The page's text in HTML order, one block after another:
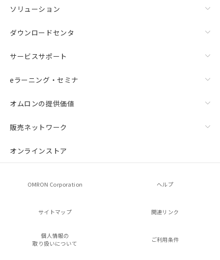
ソリューション
ダウンロードセンタ
サービスサポート
eラーニング・セミナ
オムロンの提供価値
販売ネットワーク
オンラインストア
OMRON Corporation ヘルプ
サイトマップ 関連リンク
個人情報の
取り扱いについて
ご利用条件